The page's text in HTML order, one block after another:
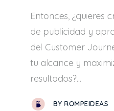
Entonces, ¿quieres
de publicidad y
del Customer
tu alcance y
resultados?...
BY ROMPEIDEAS